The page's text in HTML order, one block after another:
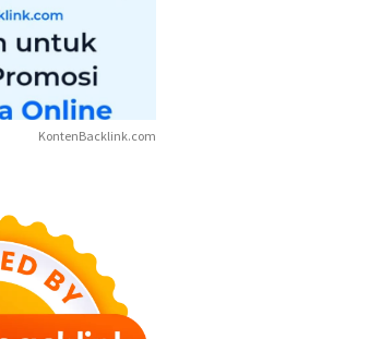
KontenBacklink.com